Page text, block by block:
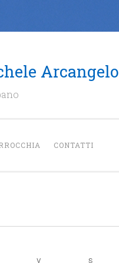
Arcangelo
CONTATTI
V S